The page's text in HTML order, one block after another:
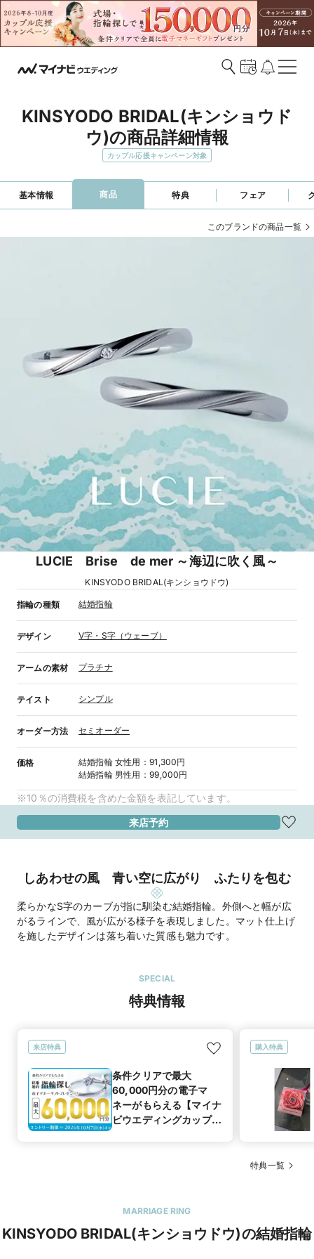
KINSYODO BRIDAL(キンショウド
ウ)の商品詳細情報
カップル応援キャンペーン対象
基本情報 商品 特典 フェア
このブランドの商品一覧
LUCIE Brise de mer ～海辺に吹く風～
KINSYODO BRIDAL(キンショウドウ)
指輪の種類 結婚指輪
デザイン V字・S字（ウェーブ）
アームの素材 プラチナ
テイスト シンプル
オーダー方法 セミオーダー
価格 結婚指輪 女性用 ：91,300円
結婚指輪 男性用 ：99,000円
※10％の消費税を含めた金額を表記しています。
来店予約
しあわせの風 青い空に広がり ふたりを包む
柔らかなS字のカーブが指に馴染む結婚指輪。外側へと幅が広
がるラインで、風が広がる様子を表現しました。マット仕上げ
を施したデザインは落ち着いた質感も魅力です。
SPECIAL
特典情報
来店特典
条件クリアで最大
60,000円分の電子マ
ネーがもらえる【マイナ
ビウエディングカップル
購入特典
特典一覧
MARRIAGE RING
KINSYODO BRIDAL(キンショウドウ)の結婚指輪